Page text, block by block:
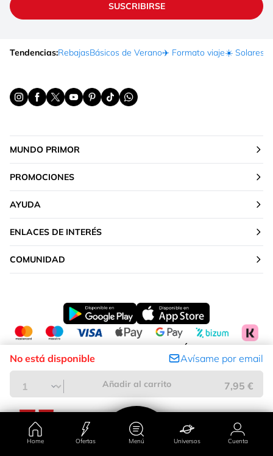
Home Ofertas Menú Universos Cuenta
No está disponible Avísame por email
Añadir al carrito 7,95 €
SUSCRIBIRSE
Tendencias:RebajasBásicos de Verano✈️ Formato viaje☀️ Solares
MUNDO PRIMOR
PROMOCIONES
AYUDA
ENLACES DE INTERÉS
COMUNIDAD
CAMBIAR TU UBICACIÓN
Península y Baleares